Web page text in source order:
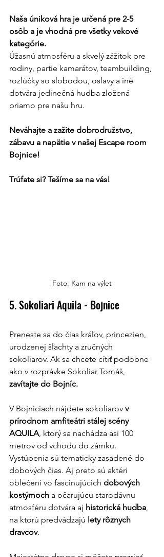
Naša úniková hra je určená pre 2-5
osôb a je vhodná pre všetky vekové
kategórie.
Úžasnú atmosféru a skvelý zážitok pre
rodiny, partie kamarátov, teambuilding,
rozlúčky so slobodou, oslavy a iné
dotvára jedinečná hudba zložená
priamo pre našu hru.
Neváhajte a zažite dobrodružstvo,
zábavu a napätie v našej Escape room
Bojnice!
Trúfate si? Tešíme sa na vás!
Foto: Kam na výlet
5. Sokoliari Aquila - Bojnice
Preneste sa do čias kráľov, princezien,
urodzenej šľachty a zručných
sokoliarov. Ak sa chcete cítiť podobne
ako v rozprávke Sokoliar Tomáš,
zavítajte do Bojníc.
V Bojniciach nájdete sokoliarov v
prírodnom amfiteátri stálej scény
AQUILA, ktorý sa nachádza asi 100
metrov od vchodu do zámku.
Vystúpenia sú tematicky zasadené do
dobových čias. Aj preto sú aktéri
oblečení vo fascinujúcich dobových
kostýmoch a očarujúcu starodávnu
atmosféru dotvára aj historická hudba,
na ktorú predvádzajú lety rôznych
dravcov.